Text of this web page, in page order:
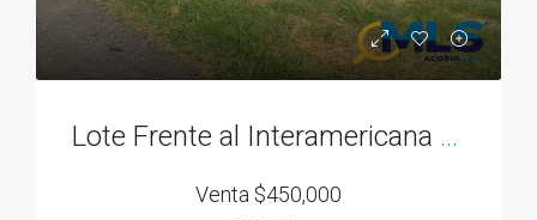
Lote Frente al Interamericana el El Espave de 3300M2 en Chame
Venta $450,000